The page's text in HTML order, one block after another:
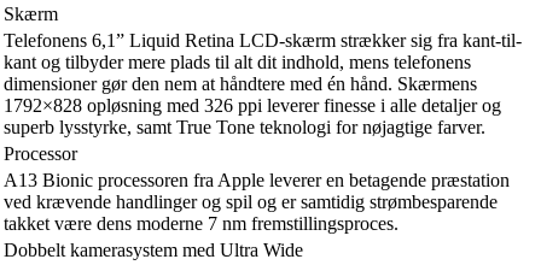
Skærm
Telefonens 6,1” Liquid Retina LCD-skærm strækker sig fra kant-til-
kant og tilbyder mere plads til alt dit indhold, mens telefonens
dimensioner gør den nem at håndtere med én hånd. Skærmens
1792×828 opløsning med 326 ppi leverer finesse i alle detaljer og
superb lysstyrke, samt True Tone teknologi for nøjagtige farver.
Processor
A13 Bionic processoren fra Apple leverer en betagende præstation
ved krævende handlinger og spil og er samtidig strømbesparende
takket være dens moderne 7 nm fremstillingsproces.
Dobbelt kamerasystem med Ultra Wide